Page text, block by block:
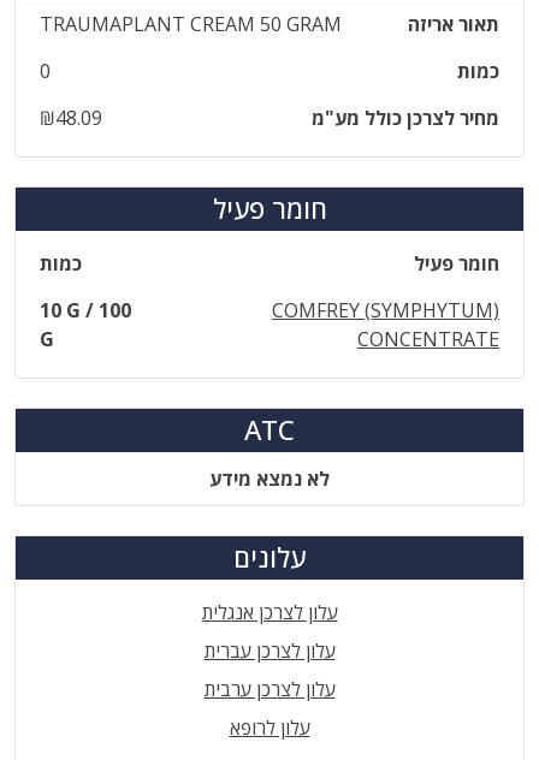
תאור אריזה
TRAUMAPLANT CREAM 50 GRAM
כמות
0
מחיר לצרכן כולל מע"מ
₪48.09
חומר פעיל
חומר פעיל
כמות
COMFREY (SYMPHYTUM)
CONCENTRATE
10 G / 100
G
ATC
לא נמצא מידע
עלונים
עלון לצרכן אנגלית
עלון לצרכן עברית
עלון לצרכן ערבית
עלון לרופא